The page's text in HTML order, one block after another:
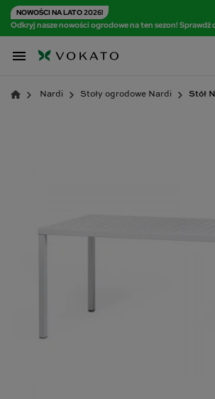
NOWOŚCI NA LATO 2026!
Odkryj nasze nowości ogrodowe na ten sezon! Sprawdź

Nardi Stoły ogrodowe Nardi Stół